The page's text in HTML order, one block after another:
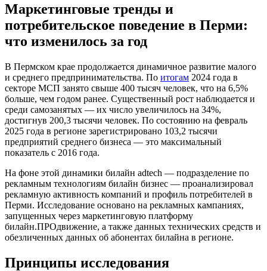
Маркетинговые тренды и
потребительское поведение в Перми:
что изменилось за год
В Пермском крае продолжается динамичное развитие малого
и среднего предпринимательства. По итогам 2024 года в
секторе МСП занято свыше 400 тысяч человек, что на 6,5%
больше, чем годом ранее. Существенный рост наблюдается и
среди самозанятых — их число увеличилось на 34%,
достигнув 200,3 тысячи человек. По состоянию на февраль
2025 года в регионе зарегистрировано 103,2 тысячи
предприятий среднего бизнеса — это максимальный
показатель с 2016 года.
На фоне этой динамики билайн adtech — подразделение по
рекламным технологиям билайн бизнес — проанализировал
рекламную активность компаний и профиль потребителей в
Перми. Исследование основано на рекламных кампаниях,
запущенных через маркетинговую платформу
билайн.ПРОдвижение, а также данных технических средств и
обезличенных данных об абонентах билайна в регионе.
Принципы исследования